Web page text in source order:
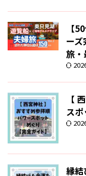
【
ー
旅・
【
スポ
縁結